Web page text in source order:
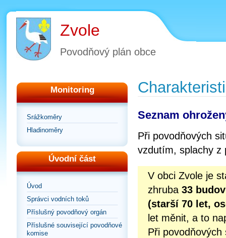
Zvole
Povodňový plán obce
Monitoring
Srážkoměry
Hladinoměry
Úvodní část
Úvod
Správci vodních toků
Příslušný povodňový orgán
Příslušné související povodňové
komise
Seznam
Při povodňových
vzdutím, splachy z
V obci Zvole je
zhruba 33 budov
(starší 70 let,
let měnit, a to
Při